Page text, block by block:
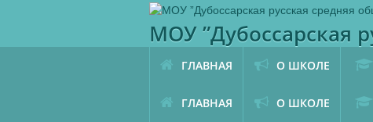
МОУ ”Дубоссарская
ГЛАВНАЯ О ШКОЛЕ
ГЛАВНАЯ О ШКОЛЕ